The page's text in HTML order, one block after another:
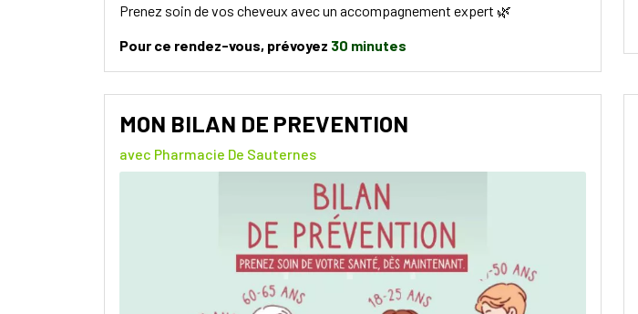
Prenez soin de vos cheveux avec un accompagnement expert 🌿
Pour ce rendez-vous, prévoyez 30 minutes
MON BILAN DE PREVENTION
avec Pharmacie De Sauternes